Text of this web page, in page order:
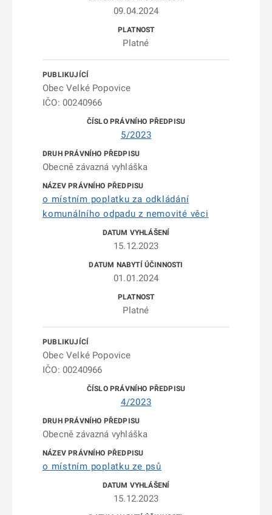
09.04.2024
Platné
Obec Velké Popovice
IČO: 00240966
5/2023
Obecně závazná vyhláška
o místním poplatku za odkládání
komunálního odpadu z nemovité věci
15.12.2023
01.01.2024
Platné
Obec Velké Popovice
IČO: 00240966
4/2023
Obecně závazná vyhláška
o místním poplatku ze psů
15.12.2023